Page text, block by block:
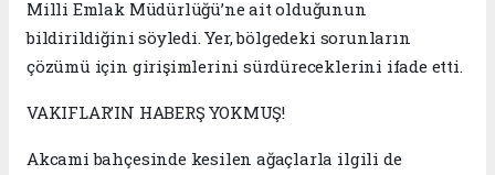
Milli Emlak Müdürlüğü’ne ait olduğunun
bildirildiğini söyledi. Yer, bölgedeki sorunların
çözümü için girişimlerini sürdüreceklerini ifade etti.
VAKIFLAR’IN HABERŞ YOKMUŞ!
Akcami bahçesinde kesilen ağaçlarla ilgili de